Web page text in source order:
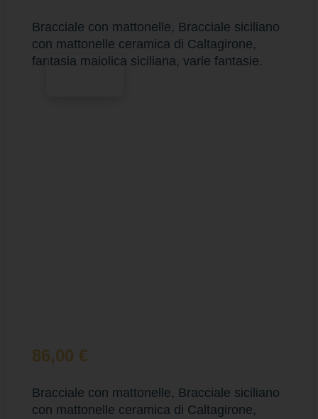
Bracciale con mattonelle, Bracciale siciliano
con mattonelle ceramica di Caltagirone,
fantasia maiolica siciliana, varie fantasie.
86,00 €
Bracciale con mattonelle, Bracciale siciliano
con mattonelle ceramica di Caltagirone,